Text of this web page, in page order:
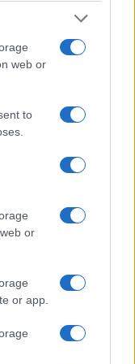
web or
to
or
or app.
calle
del siglo
de
vista es el
los jinetes
del Caballo de